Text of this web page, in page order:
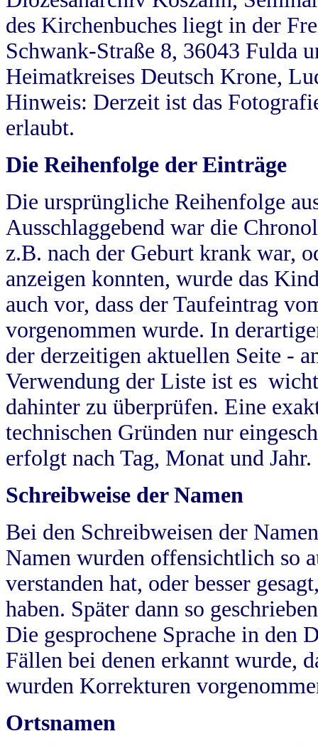
des Kirchenbuches liegt in der
Schwank-Straße 8, 36043 Fulda
Heimatkreises Deutsch Krone,
Hinweis: Derzeit ist das
erlaubt.
Die Reihenfolge der Einträge
Die ursprüngliche Reihenfolge
Ausschlaggebend war die
z.B. nach der Geburt krank war,
anzeigen konnten, wurde das
auch vor, dass der Taufeintrag
vorgenommen wurde. In
der derzeitigen aktuellen Seite -
Verwendung der Liste ist es
dahinter zu überprüfen. Eine
technischen Gründen nur
erfolgt nach Tag, Monat und Jahr.
Schreibweise der Namen
Bei den Schreibweisen der
Namen wurden offensichtlich so
verstanden hat, oder besser
haben. Später dann so
Die gesprochene Sprache in
Fällen bei denen erkannt wurde,
wurden Korrekturen
Ortsnamen